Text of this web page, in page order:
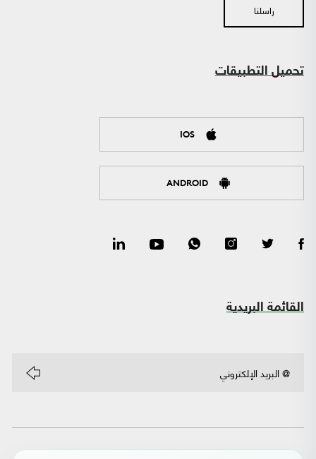
راسلنا
تحميل التطبيقات
IOS
ANDROID
القائمة البريدية